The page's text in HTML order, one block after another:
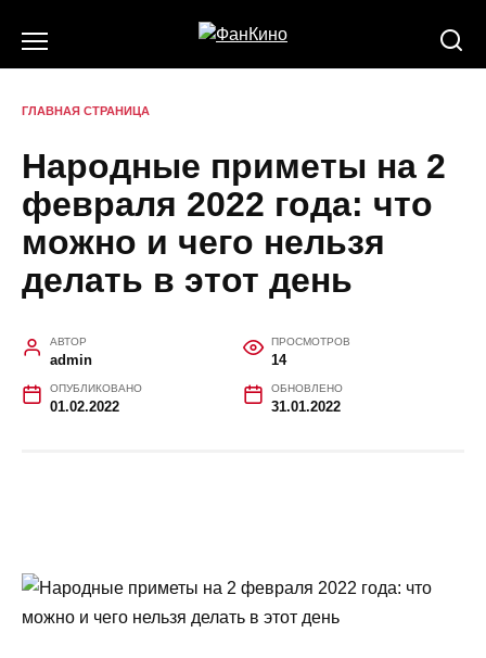
ГЛАВНАЯ СТРАНИЦА
Народные приметы на 2
февраля 2022 года: что
можно и чего нельзя
делать в этот день
АВТОР
admin
ПРОСМОТРОВ
14
ОПУБЛИКОВАНО
01.02.2022
ОБНОВЛЕНО
31.01.2022